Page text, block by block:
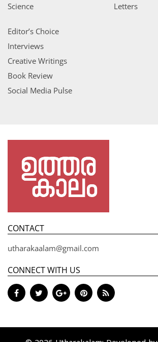
Science
Letters
Editor’s Choice
Interviews
Creative Writings
Book Review
Social Media Pulse
CONTACT
utharakaalam@gmail.com
CONNECT WITH US